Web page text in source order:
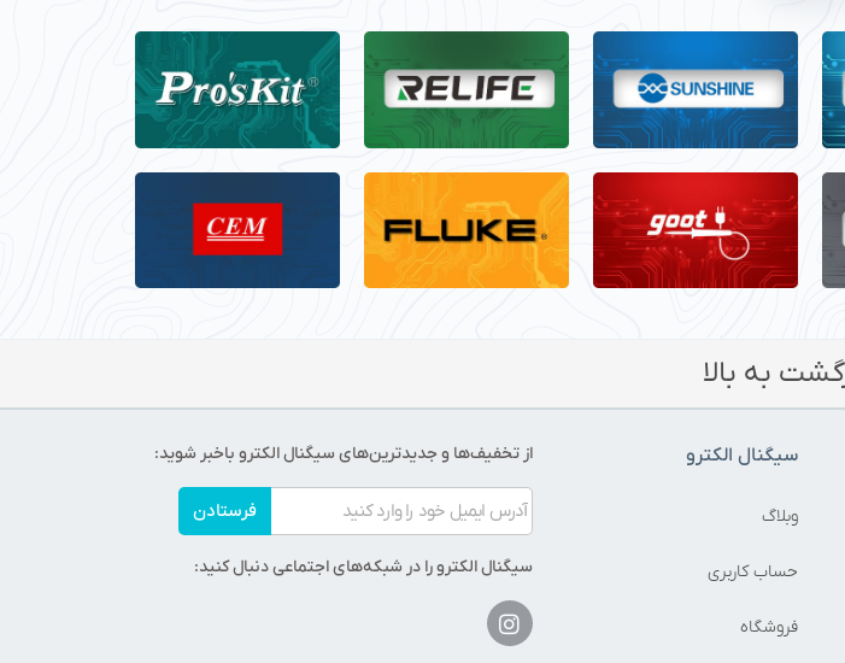
به بالا
سیگنال الکترو
وبلاگ
حساب کاربری
فروشگاه
از تخفیف‌ها و جدیدترین‌های سیگنال الکترو باخبر شوید:
فرستادن
سیگنال الکترو را در شبکه‌های اجتماعی دنبال کنید: